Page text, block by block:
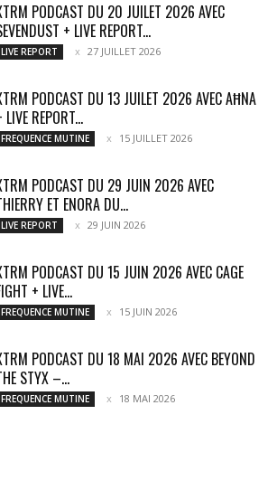
PODCAST DU 20 JUILET 2026 AVEC
+ LIVE REPORT...
LIVE REPORT 27 JUILLET 2026
PODCAST DU 13 JUILET 2026 AVEC AĦNA
LIVE REPORT...
FREQUENCE MUTINE 15 JUILLET 2026
PODCAST DU 29 JUIN 2026 AVEC
ET ENORA DU...
LIVE REPORT 29 JUIN 2026
PODCAST DU 15 JUIN 2026 AVEC CAGE
+ LIVE...
FREQUENCE MUTINE 15 JUIN 2026
PODCAST DU 18 MAI 2026 AVEC BEYOND
STYX –...
FREQUENCE MUTINE 18 MAI 2026